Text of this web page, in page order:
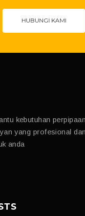
HUBUNGI KAMI
kebutuhan
yang profesional
anda